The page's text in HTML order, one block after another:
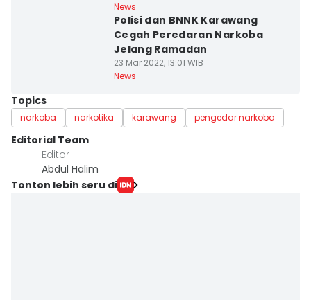
News
Polisi dan BNNK Karawang
Cegah Peredaran Narkoba
Jelang Ramadan
23 Mar 2022, 13:01 WIB
News
Topics
narkoba narkotika karawang pengedar narkoba
Editorial Team
Editor
Abdul Halim
Tonton lebih seru di